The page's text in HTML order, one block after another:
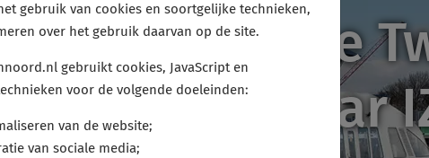
Noord in de
over één jaar
gebruik van cookies en soortgelijke technieken,
over het gebruik daarvan op de site.
gebruikt cookies, JavaScript en
voor de volgende doeleinden:
van de website;
van sociale media;